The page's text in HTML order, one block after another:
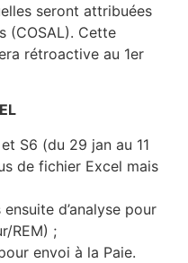
seront attribuées
(COSAL). Cette
rétroactive au 1er
S6 (du 29 jan au 11
de fichier Excel mais
d’analyse pour
REM) ;
envoi à la Paie.